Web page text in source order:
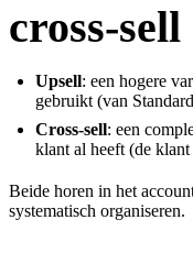
cross-
Upsell: een hogere
gebruikt (van
Cross-sell: een
klant al heeft (de
Beide horen in het
systematisch organiseren.